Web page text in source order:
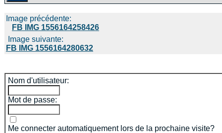
Image précédente:
FB IMG 1556164258426
Image suivante:
FB IMG 1556164280632
Nom d'utilisateur:
Mot de passe:
Me connecter automatiquement lors de la prochaine visite?